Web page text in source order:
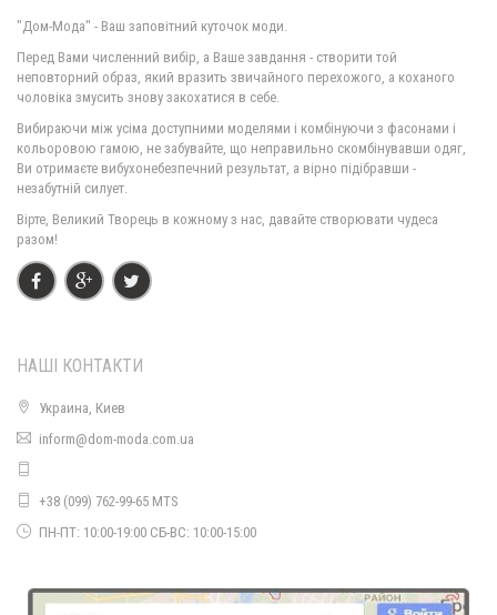
Вітрівка жіноча з капюшоном
570.00грн.
"Дом-Мода" - Ваш заповітний куточок моди.
Перед Вами численний вибір, а Ваше завдання - створити той
неповторний образ, який вразить звичайного перехожого, а коханого
чоловіка змусить знову закохатися в себе.
Вибираючи між усіма доступними моделями і комбінуючи з фасонами і
кольоровою гамою, не забувайте, що неправильно скомбінувавши одяг,
Ви отримаєте вибухонебезпечний результат, а вірно підібравши -
незабутній силует.
Вірте, Великий Творець в кожному з нас, давайте створювати чудеса
разом!
НАШІ КОНТАКТИ
Украина, Киев
inform@dom-moda.com.ua
+38 (099) 762-99-65 MTS
ПН-ПТ: 10:00-19:00 СБ-ВС: 10:00-15:00